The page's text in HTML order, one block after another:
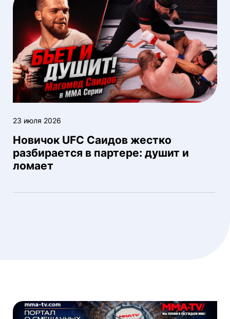
23 июля 2026
Новичок UFC Саидов жестко
разбирается в партере: душит и
ломает